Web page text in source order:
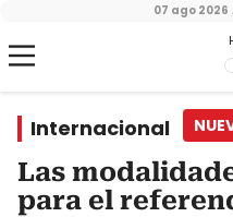
07 ago 2026
Internacional
Las
para el